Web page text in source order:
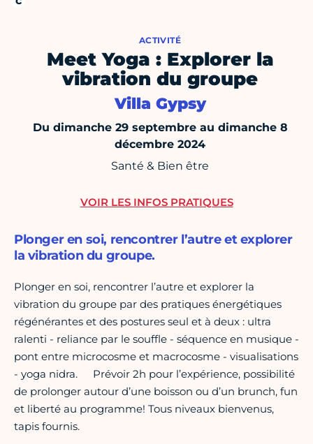
ACTIVITÉ
Meet Yoga : Explorer la
vibration du groupe
Villa Gypsy
Du dimanche 29 septembre au dimanche 8
décembre 2024
Santé & Bien être
Plonger en soi, rencontrer l’autre et explorer
la vibration du groupe.
Plonger en soi, rencontrer l’autre et explorer la
vibration du groupe par des pratiques énergétiques
régénérantes et des postures seul et à deux : ultra
ralenti - reliance par le souffle - séquence en musique -
pont entre microcosme et macrocosme - visualisations
- yoga nidra. Prévoir 2h pour l’expérience, possibilité
de prolonger autour d’une boisson ou d’un brunch, fun
et liberté au programme! Tous niveaux bienvenus,
tapis fournis.
VOIR LES INFOS PRATIQUES